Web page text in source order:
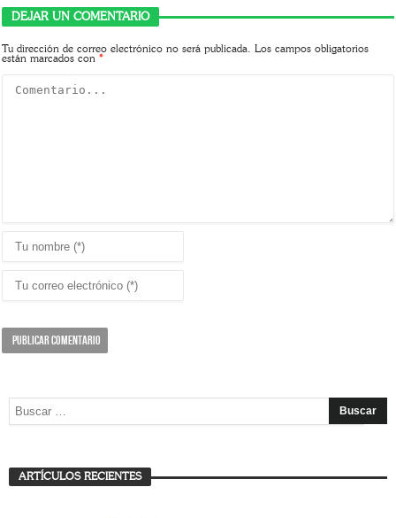
DEJAR UN COMENTARIO
Tu dirección de correo electrónico no será publicada.
Los campos obligatorios
están marcados con*
ARTÍCULOS RECIENTES
JAVIER BUSTAMANTE 7 AGOSTO, 2026